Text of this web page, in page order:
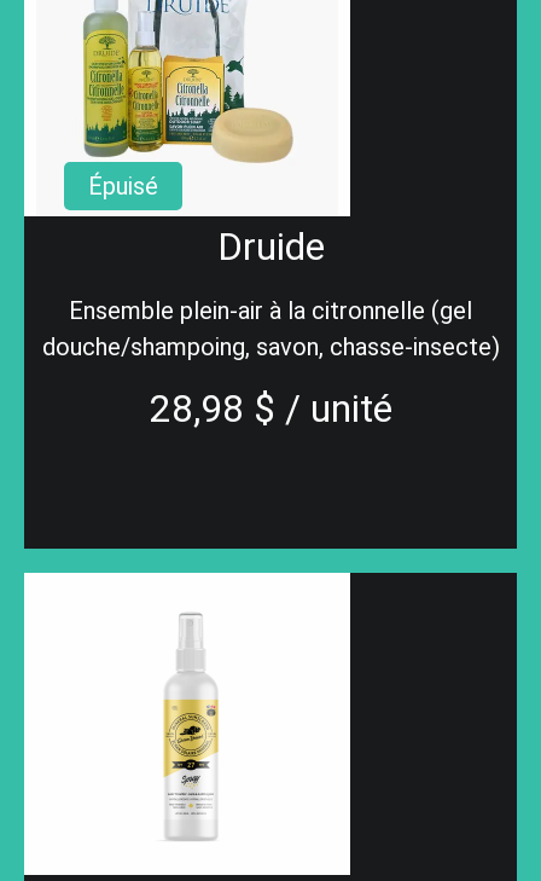
Épuisé
Druide
Ensemble plein-air à la citronnelle (gel
douche/shampoing, savon, chasse-insecte)
28,98 $ / unité